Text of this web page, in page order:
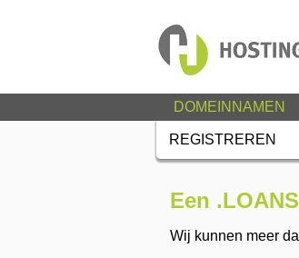
DOMEINNAMEN
REGISTREREN
Een
Wij kunnen meer